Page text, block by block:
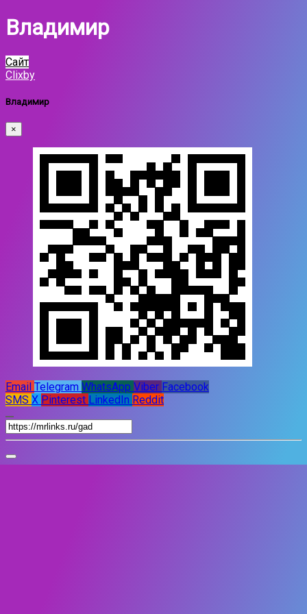
Владимир
Сайт
Clixby
Владимир
×
Email Telegram WhatsApp Viber Facebook
SMS X Pinterest LinkedIn Reddit